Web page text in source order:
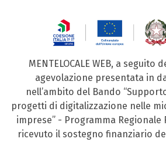
MENTELOCALE WEB, a seguito
agevolazione presentata in
nell’ambito del Bando
progetti di digitalizzazione nelle
imprese” - Programma Regionale
ricevuto il sostegno finanziario